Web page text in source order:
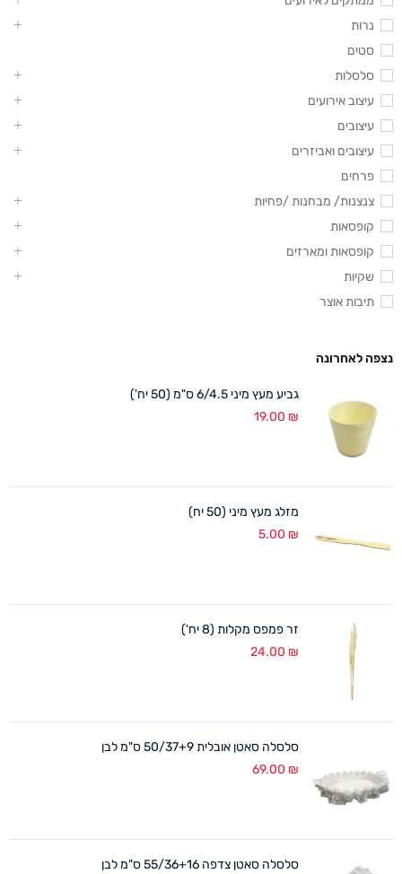
נרות
סטים
סלסלות
עיצוב אירועים
עיצובים
עיצובים ואביזרים
פרחים
צנצנות/ מבחנות /פחיות
קופסאות
קופסאות ומארזים
שקיות
תיבות אוצר
נצפה לאחרונה
גביע מעץ מיני 6/4.5 ס"מ (50 יח')
19.00 ₪
מזלג מעץ מיני (50 יח)
5.00 ₪
זר פמפס מקלות (8 יח')
24.00 ₪
סלסלה סאטן אובלית 50/37+9 ס"מ לבן
69.00 ₪
סלסלה סאטן צדפה 55/36+16 ס"מ לבן